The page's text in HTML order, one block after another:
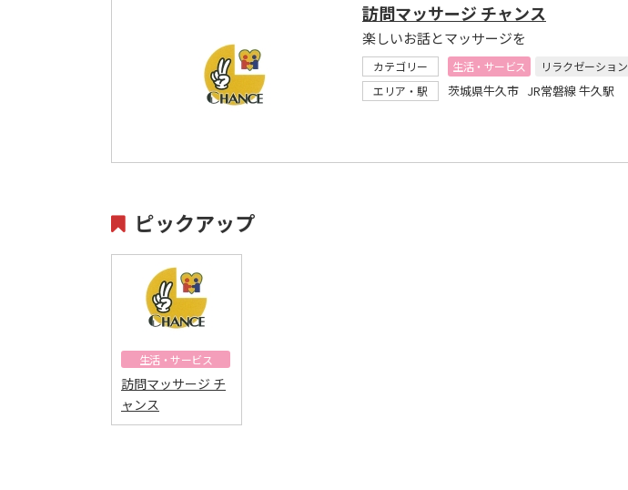
訪問マッサージ チャンス
楽しいお話とマッサージを
カテゴリー 生活・サービス
リラクゼーション
エリア・駅
茨城県牛久市 JR常磐線 牛久駅
ピックアップ
生活・サービス
訪問マッサージ チ
ャンス